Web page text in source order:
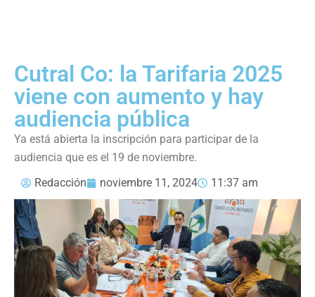
Cutral Co: la Tarifaria 2025
viene con aumento y hay
audiencia pública
Ya está abierta la inscripción para participar de la
audiencia que es el 19 de noviembre.
Redacción
noviembre 11, 2024 11:37 am